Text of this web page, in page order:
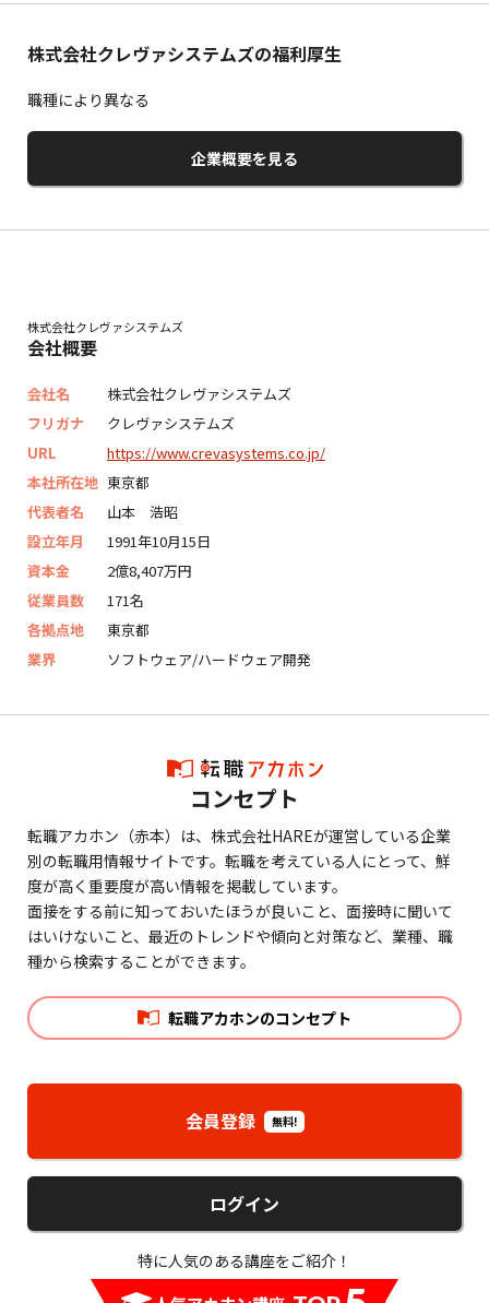
株式会社クレヴァシステムズの福利厚生
職種により異なる
企業概要を見る
株式会社クレヴァシステムズ
会社概要
会社名
株式会社クレヴァシステムズ
フリガナ
クレヴァシステムズ
URL
https://www.crevasystems.co.jp/
本社所在地 東京都
代表者名
山本 浩昭
設立年月
1991年10月15日
資本金
2億8,407万円
従業員数
171名
各拠点地
東京都
業界
ソフトウェア/ハードウェア開発
コンセプト
転職アカホン（赤本）は、株式会社HAREが運営している企業
別の転職用情報サイトです。転職を考えている人にとって、鮮
度が高く重要度が高い情報を掲載しています。
面接をする前に知っておいたほうが良いこと、面接時に聞いて
はいけないこと、最近のトレンドや傾向と対策など、業種、職
種から検索することができます。
転職アカホンのコンセプト
会員登録 無料!
ログイン
特に人気のある講座をご紹介！